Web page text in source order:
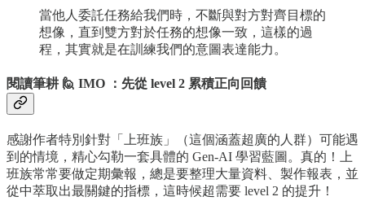
當他人委託任務給我們時，不斷與對方對齊目標的
想像，直到雙方對於任務的想像一致，這樣的過
程，其實就是在訓練我們的意圖表達能力。
閱讀筆耕 🙋 IMO ：先從 level 2 累積正向回饋
感謝作者特別針對「上班族」（這個涵蓋超廣的人群）可能遇
到的情境，精心勾勒一套具體的 Gen-AI 學習藍圖。真的！上
班族常常要做定期彙報，總是要整理大量資料、製作報表，並
從中萃取出最關鍵的指標，這時候超需要 level 2 的提升！